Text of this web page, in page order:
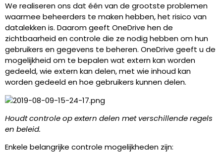
We realiseren ons dat één van de grootste problemen
waarmee beheerders te maken hebben, het risico van
datalekken is. Daarom geeft OneDrive hen de
zichtbaarheid en controle die ze nodig hebben om hun
gebruikers en gegevens te beheren. OneDrive geeft u de
mogelijkheid om te bepalen wat extern kan worden
gedeeld, wie extern kan delen, met wie inhoud kan
worden gedeeld en hoe gebruikers kunnen delen.
Houdt controle op extern delen met verschillende regels
en beleid.
Enkele belangrijke controle mogelijkheden zijn: